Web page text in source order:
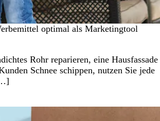
optimal als Marketingtool
Rohr reparieren, eine Hausfassade
Schnee schippen, nutzen Sie jede